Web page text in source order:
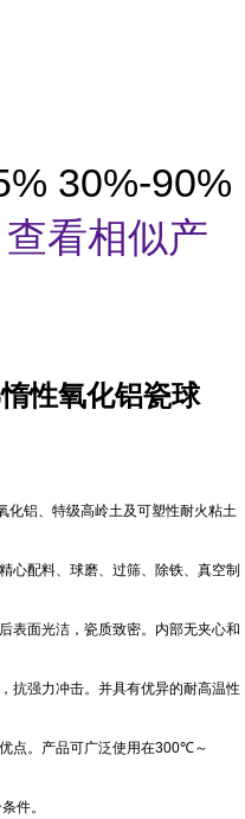
30%-90%
查看相似产
惰性氧化铝瓷球
化铝、特级高岭土及可塑性耐火粘土
心配料、球磨、过筛、除铁、真空制
表面光洁，瓷质致密。内部无夹心和
抗强力冲击。并具有优异的耐高温性
点。产品可广泛使用在300℃～
件。